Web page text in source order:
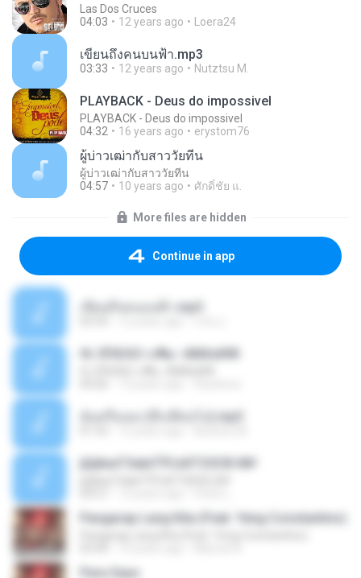
Las Dos Cruces
04:03
12 years ago Loera24
เขียนถึงคนบนฟ้า.mp3
03:33 12 years ago Nutztsu M.
PLAYBACK - Deus do impossivel
PLAYBACK - Deus do impossivel
04:32
16 years ago erystom76
ผู้บ่าวเฒ่ากับสาววัยทีน
ผู้บ่าวเฒ่ากับสาววัยทีน
04:57
10 years ago ศักดิ์ชัย แ.
More files are hidden
Continue in app
เขียนถึงคนบนฟ้า.mp3
ґЬ ЗПіЄАЗ »з¶ы -АМАзИЖ
ฉันหรือเธอ (ที่เปลี่ยนไป).mp3
јЩйєиТЗаІиТЎСєКТЗЗСВ·Х№
Pangarap Lang Kita (Feat. Yeng Constantino)
Para Sayo